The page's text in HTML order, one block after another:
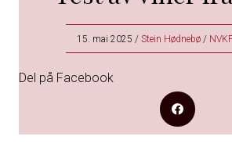
15. mai 2025 / Stein Hødnebø /
Del på Facebook